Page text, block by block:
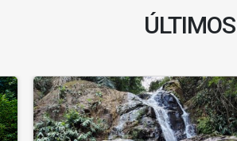
ÚLTIMOS